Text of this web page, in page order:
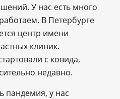
У нас есть много
В Петербурге
центр имени
клиник.
с ковида,
недавно.
пандемия, у нас